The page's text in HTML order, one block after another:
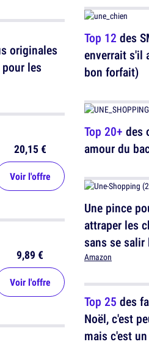
originales
les
20,15 €
Voir l'offre
9,89 €
Voir l'offre
Top 12 des
enverrait s'il
bon forfait)
Top 20+ des
amour du
Une pince
attraper les
sans se salir
doigts, pour
Amazon
Top 25 des
Noël, c'est
mais c'est